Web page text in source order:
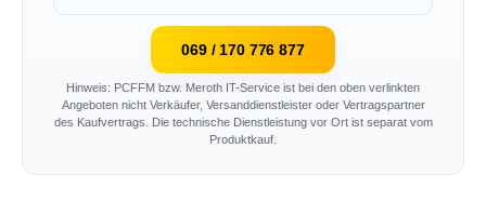
069 / 170 776 877
Hinweis: PCFFM bzw. Meroth IT-Service ist bei den oben verlinkten
Angeboten nicht Verkäufer, Versanddienstleister oder Vertragspartner
des Kaufvertrags. Die technische Dienstleistung vor Ort ist separat vom
Produktkauf.